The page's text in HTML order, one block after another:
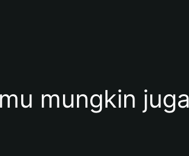
mungkin